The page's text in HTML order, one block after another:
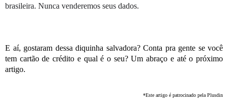
brasileira. Nunca venderemos seus dados.
E aí, gostaram dessa diquinha salvadora? Conta pra gente se você
tem cartão de crédito e qual é o seu? Um abraço e até o próximo
artigo.
*Este artigo é patrocinado pela Plusdin